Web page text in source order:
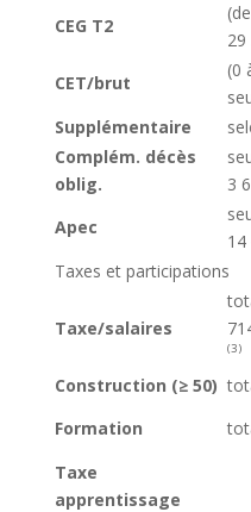
CEG T2
29
CET/brut
(0
Supplémentaire
Complém. décès
oblig.
3
Apec
14
Taxes et participations
Taxe/salaires
(3)
Construction (≥ 50)
Formation
Taxe
apprentissage